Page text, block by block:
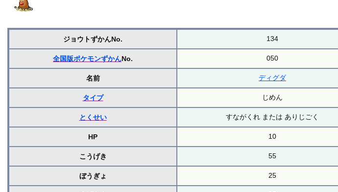
ジョウトずかんNo. 134
全国版ポケモンずかんNo. 050
名前 ディグダ
タイプ じめん
とくせい すながくれ または ありじごく
HP 10
こうげき 55
ぼうぎょ 25